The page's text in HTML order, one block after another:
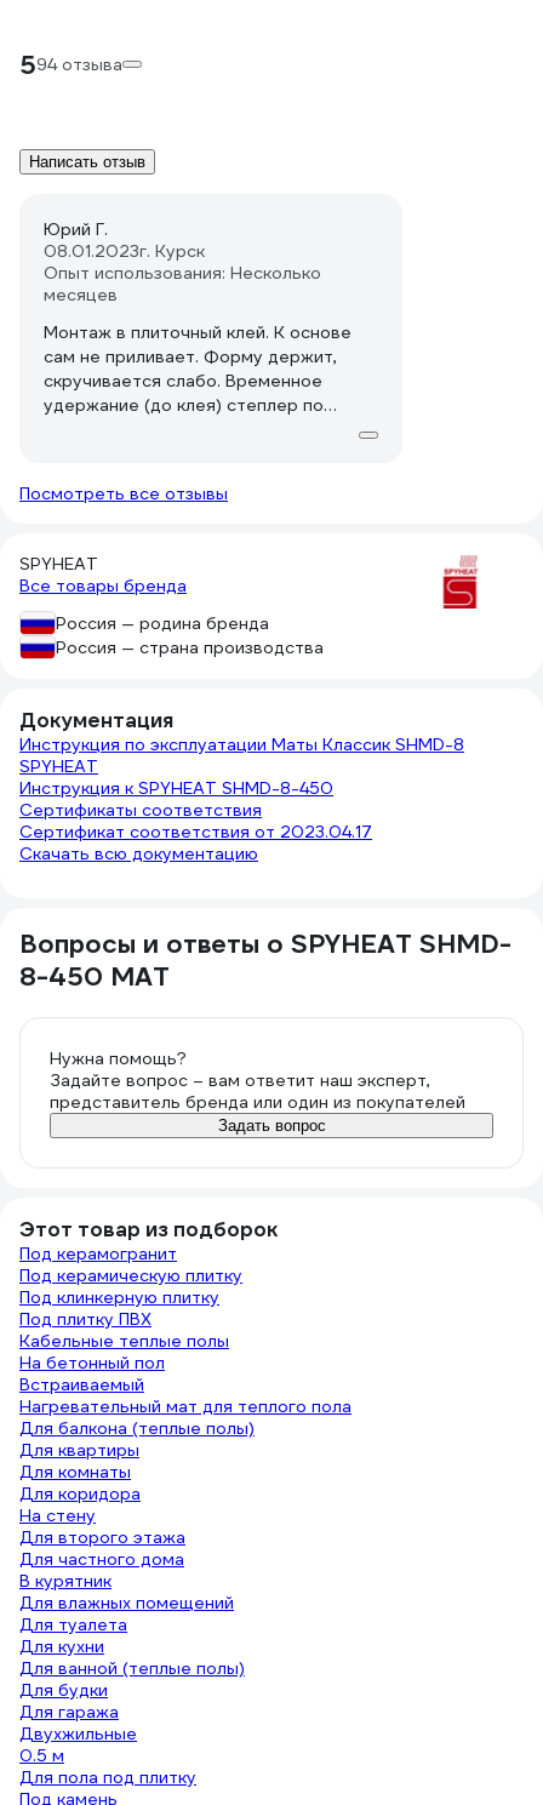
594 отзыва
Написать отзыв
Юрий Г.
08.01.2023г. Курск
Опыт использования: Несколько
месяцев
Монтаж в плиточный клей. К основе
сам не приливает. Форму держит,
скручивается слабо. Временное
удержание (до клея) степлер по
сетке. Сопротивлению, указанному на
Посмотреть все отзывы
SPYHEAT
Все товары бренда
Россия — родина бренда
Россия — страна производства
Документация
Инструкция по эксплуатации Маты Классик SHMD-8
SPYHEAT
Инструкция к SPYHEAT SHMD-8-450
Сертификаты соответствия
Сертификат соответствия от 2023.04.17
Скачать всю документацию
Вопросы и ответы о SPYHEAT SHMD-
8-450 МАТ
Нужна помощь?
Задайте вопрос – вам ответит наш эксперт,
представитель бренда или один из покупателей
Задать вопрос
Этот товар из подборок
Под керамогранит
Под керамическую плитку
Под клинкерную плитку
Под плитку ПВХ
Кабельные теплые полы
На бетонный пол
Встраиваемый
Нагревательный мат для теплого пола
Для балкона (теплые полы)
Для квартиры
Для комнаты
Для коридора
На стену
Для второго этажа
Для частного дома
В курятник
Для влажных помещений
Для туалета
Для кухни
Для ванной (теплые полы)
Для будки
Для гаража
Двухжильные
0.5 м
Для пола под плитку
Под камень